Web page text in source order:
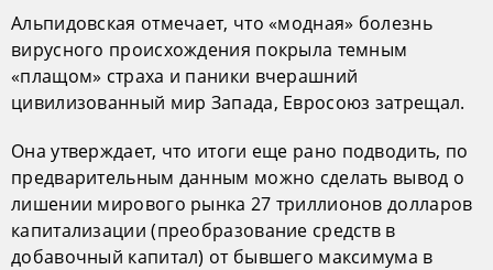
Альпидовская отмечает, что «модная» болезнь
вирусного происхождения покрыла темным
«плащом» страха и паники вчерашний
цивилизованный мир Запада, Евросоюз затрещал.
Она утверждает, что итоги еще рано подводить, по
предварительным данным можно сделать вывод о
лишении мирового рынка 27 триллионов долларов
капитализации (преобразование средств в
добавочный капитал) от бывшего максимума в